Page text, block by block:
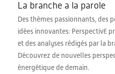
La branche a la parole
Des thèmes passionnants, des
idées innovantes: PerspectivE
et des analyses rédigés par la
Découvrez de nouvelles
énergétique de demain.